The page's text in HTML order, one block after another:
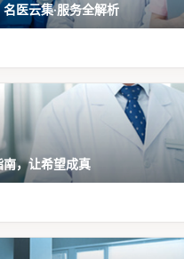
医云集·服务全解析
，让希望成真